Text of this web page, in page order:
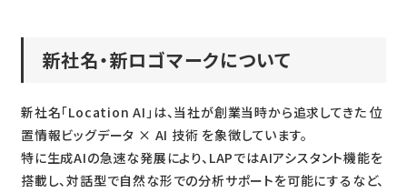
新社名・新ロゴマークについて
新社名「Location AI」は、当社が創業当時から追求してきた 位
置情報ビッグデータ × AI 技術 を象徴しています。
特に生成AIの急速な発展により、LAPではAIアシスタント機能を
搭載し、対話型で自然な形での分析サポートを可能にするなど、